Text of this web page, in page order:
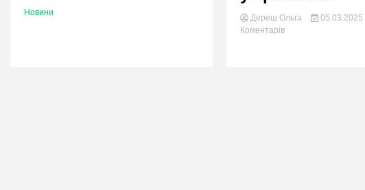
Новини
Дереш Ольга 05.03.2025
Коментарівв